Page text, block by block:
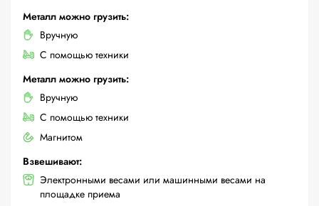
Металл можно грузить:
Вручную
С помощью техники
Металл можно грузить:
Вручную
С помощью техники
Магнитом
Взвешивают:
Электронными весами или машинными весами на
площадке приема